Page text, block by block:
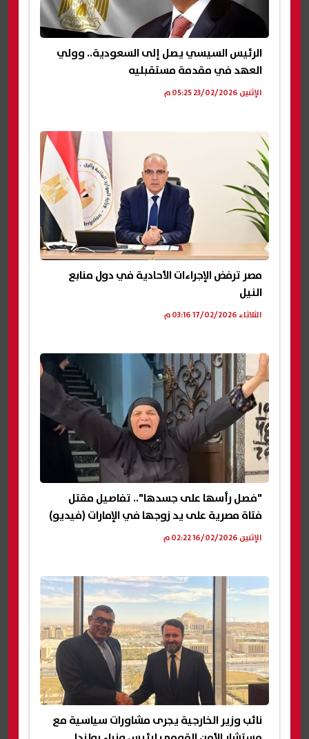
الرئيس السيسي يصل إلى السعودية.. وولي
العهد في مقدمة مستقبليه
الإثنين 23/02/2026 05:25 م
مصر ترفض الإجراءات الأحادية في دول منابع
النيل
الثلاثاء 17/02/2026 03:16 م
"فصل رأسها على جسدها".. تفاصيل مقتل
فتاة مصرية على يد زوجها في الإمارات (فيديو)
الإثنين 16/02/2026 02:22 م
نائب وزير الخارجية يجرى مشاورات سياسية مع